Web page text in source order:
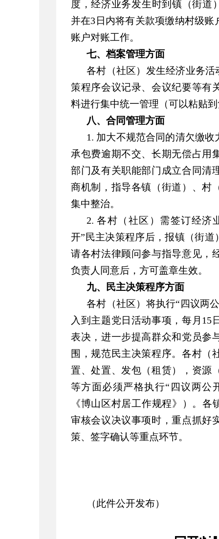
度，经济业务发生时到镇（街道
并在3日内将有关款项缴纳村级
账户对账工作。
七、档案管理方面
各村（社区）发生经济业务
策程序会议记录、会议纪要等有
料进行集中统一管理（可以粘贴
八、合同管理方面
1. 加大不规范合同的清欠缴
承包费逾期不交、长期无偿占用
部门及有关职能部门成立合同清
商机制，指导各镇（街道）、村
集中整治。
2. 各村（社区）需签订经济
开”民主决策程序后，报镇（街道
请各村法律顾问参与指导意见，
负责人同意后，方可盖章生效。
九、民主决策程序方面
各村（社区）将执行“四议两
入到主题党日活动事项，每月15
表决，进一步提高群众和党员参
围，规范民主决策程序。各村（
置、处置、发包（租赁），资源
等方面必须严格执行“四议两公
《博山区村居工作规程》）。各
审核会议决议事项时，重点抓好
策、签字确认等重点环节。
（此件公开发布）